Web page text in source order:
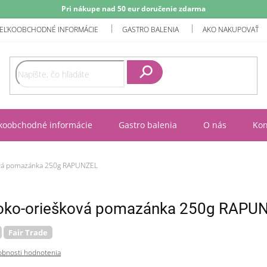
Pri nákupe nad 50 eur doručenie zdarma
INFORMÁCIE GASTRO BALENIA AKO NAKUPOVAŤ
informácie Gastro balenia O nás
pomazánka 250g RAPUNZEL
oriešková pomazánka 250g
Fair Trade
hodnotenia